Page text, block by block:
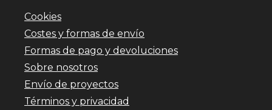
Cookies
Costes y formas de envío
Formas de pago y devoluciones
Sobre nosotros
Envío de proyectos
Términos y privacidad